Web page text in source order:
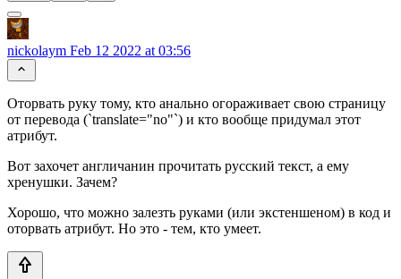
nickolaym Feb 12 2022 at 03:56
Оторвать руку тому, кто анально огораживает свою страницу
от перевода (`translate="no"`) и кто вообще придумал этот
атрибут.
Вот захочет англичанин прочитать русский текст, а ему
хренушки. Зачем?
Хорошо, что можно залезть руками (или экстеншеном) в код и
оторвать атрибут. Но это - тем, кто умеет.